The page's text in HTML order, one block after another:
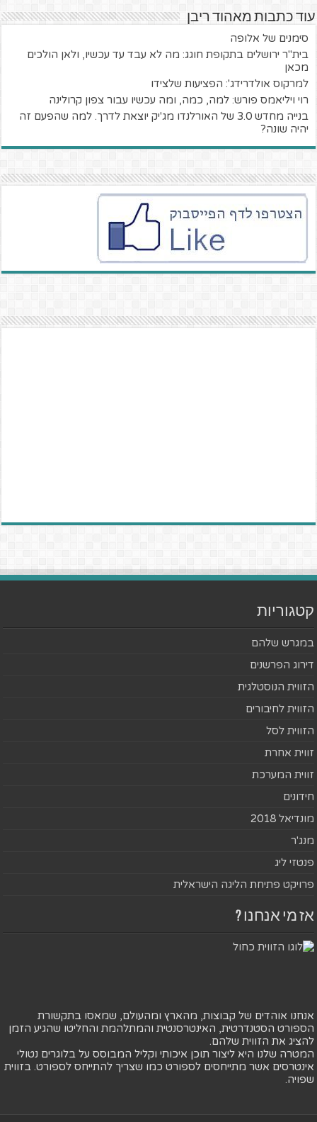
עוד כתבות מאהוד ריבן
סימנים של אלופה
בית"ר ירושלים בתקופת חוגג: מה לא עבד עד עכשיו, ולאן הולכים
מכאן
למרקוס אולדרידג': הפציעות שלצידו
רוי ויליאמס פורש: למה, כמה, ומה עכשיו עבור צפון קרולינה
בנייה מחדש 3.0 של האורלנדו מג'יק יוצאת לדרך. למה שהפעם זה
יהיה שונה?
קטגוריות
במגרש שלהם
דירוג הפרשנים
הזווית הנוסטלגית
הזווית לחיבורים
הזווית לסל
זווית אחרת
זווית המערכת
חידונים
מונדיאל 2018
מנג'ר
פנטזי ליג
פרויקט פתיחת הליגה הישראלית
אז מי אנחנו ?
אנחנו אוהדים של קבוצות, מהארץ ומהעולם, שמאסו בתקשורת
הספורט הסטנדרטית, האינטרסנטית והמתלהמת והחליטו שהגיע הזמן
להציג את הזווית שלהם.
המטרה שלנו היא ליצור תוכן איכותי וקליל המבוסס על בלוגרים נטולי
אינטרסים אשר מתייחסים לספורט כמו שצריך להתייחס לספורט. בזווית
שפויה.